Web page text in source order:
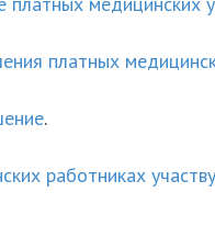
платных
.
работниках